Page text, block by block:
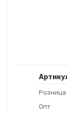
Розница
Опт